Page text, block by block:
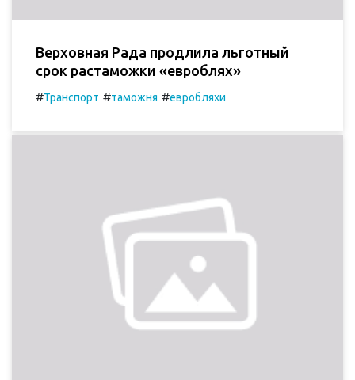
Верховная Рада продлила льготный
срок растаможки «евроблях»
#Транспорт #таможня #евробляхи